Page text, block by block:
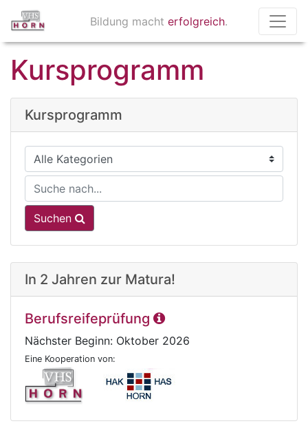
Bildung machterfolgreich.
Kursprogramm
Kursprogramm
Suchen
In 2 Jahren zur Matura!
Berufsreifeprüfung
Nächster Beginn: Oktober 2026
Eine Kooperation von: